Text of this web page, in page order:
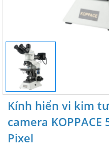
Kính hiển vi kim
camera
Pixel